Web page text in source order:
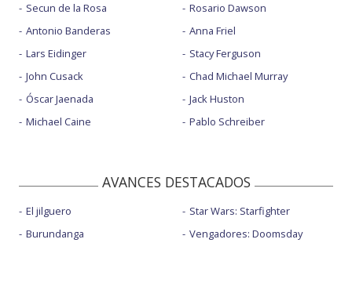
Secun de la Rosa
Antonio Banderas
Lars Eidinger
John Cusack
Óscar Jaenada
Michael Caine
Rosario Dawson
Anna Friel
Stacy Ferguson
Chad Michael Murray
Jack Huston
Pablo Schreiber
AVANCES DESTACADOS
El jilguero
Burundanga
Star Wars: Starfighter
Vengadores: Doomsday